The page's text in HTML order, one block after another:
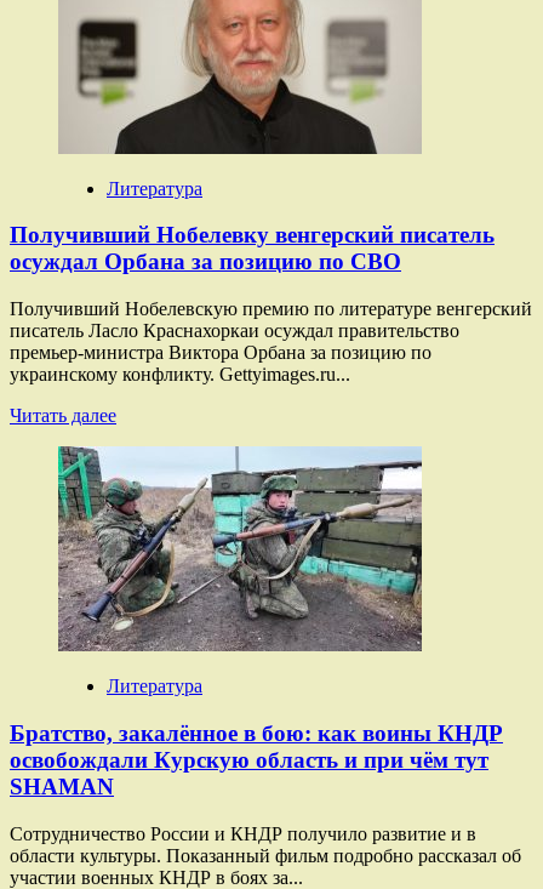
за
что
мстить
врагу»:
потерявший
обе
ноги
на
СВО
штурмовик
с
невестой
уйти
на
фронт
Литература
Получивший Нобелевку венгерский писатель
осуждал Орбана за позицию по СВО
Получивший Нобелевскую премию по литературе венгерский
писатель Ласло Краснахоркаи осуждал правительство
премьер-министра Виктора Орбана за позицию по
украинскому конфликту. Gettyimages.ru...
Читать далееПрочитать
Получивший
Нобелевку
венгерский
писатель
осуждал
Орбана
за
позицию
по
СВО
Литература
Братство, закалённое в бою: как воины КНДР
освобождали Курскую область и при чём тут
SHAMAN
Сотрудничество России и КНДР получило развитие и в
области культуры. Показанный фильм подробно рассказал об
участии военных КНДР в боях за...